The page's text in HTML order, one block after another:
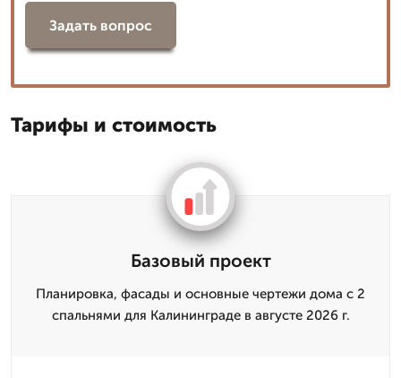
Задать вопрос
Тарифы и стоимость
Базовый проект
Планировка, фасады и основные чертежи дома с 2
спальнями для Калининграде в августе 2026 г.